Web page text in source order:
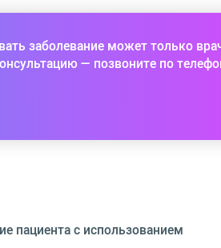
заболевание может только
— позвоните по
пациента с использованием